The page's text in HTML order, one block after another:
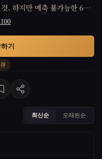
. 하지만 예측 불가능한 6살
수현의 하루는 엉뚱한 방향
작하는데…
기
최신순 오래된순